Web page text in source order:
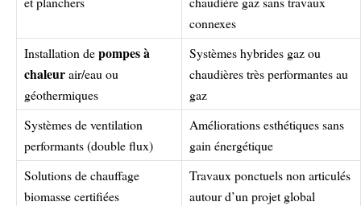
connexes
Installation depompes à
chaleurair/eau ou
géothermiques
Systèmes hybrides gaz ou
chaudières très performantes au
gaz
Systèmes de ventilation
performants (double flux)
Améliorations esthétiques sans
gain énergétique
Solutions de chauffage
biomasse certifiées
Travaux ponctuels non articulés
autour d’un projet global